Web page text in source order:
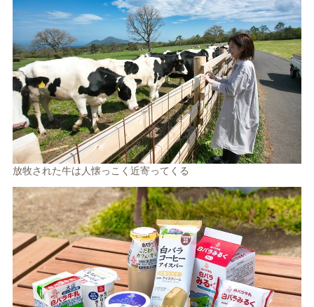
放牧された牛は人懐っこく近寄ってくる